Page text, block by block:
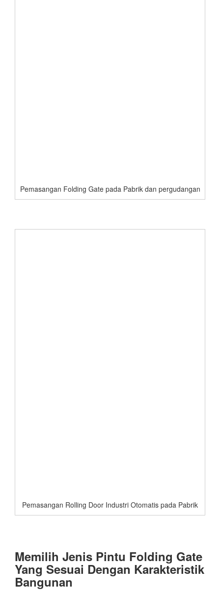
Pemasangan Folding Gate pada Pabrik dan pergudangan
Pemasangan Rolling Door Industri Otomatis pada Pabrik
Memilih Jenis Pintu Folding Gate
Yang Sesuai Dengan Karakteristik
Bangunan